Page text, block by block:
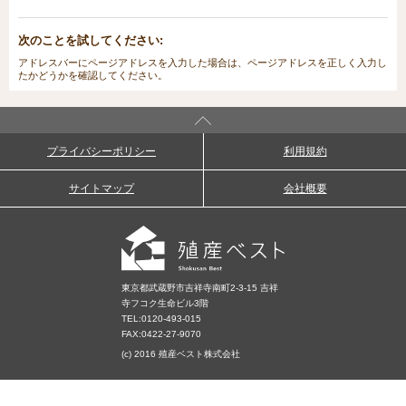
次のことを試してください:
アドレスバーにページアドレスを入力した場合は、ページアドレスを正しく入力し
たかどうかを確認してください。
プライバシーポリシー 利用規約
サイトマップ 会社概要
東京都武蔵野市吉祥寺南町2-3-15 吉祥
寺フコク生命ビル3階
TEL:0120-493-015
FAX:0422-27-9070
(c) 2016 殖産ベスト株式会社